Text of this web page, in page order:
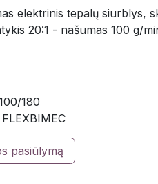
elektrinis tepalų siurblys,
20:1 - našumas 100 g/
180
pasiūlymą